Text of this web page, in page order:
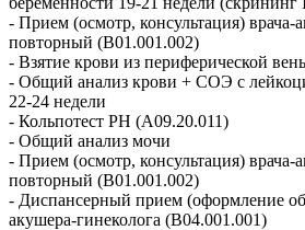
- Прием (осмотр, консультация) врача-
повторный (B01.001.002)
- Взятие крови из периферической
- Общий анализ крови + СОЭ с
22-24 недели
- Кольпотест PH (A09.20.011)
- Общий анализ мочи
- Прием (осмотр, консультация) врача-
повторный (B01.001.002)
- Диспансерный прием (оформление
акушера-гинеколога (B04.001.001)